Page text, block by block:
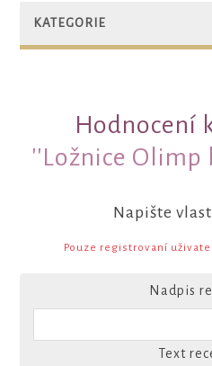
KATEGORIE
Hodnocení
Ložnice
Napište
Pouze registrovaní
Nadpis
Text